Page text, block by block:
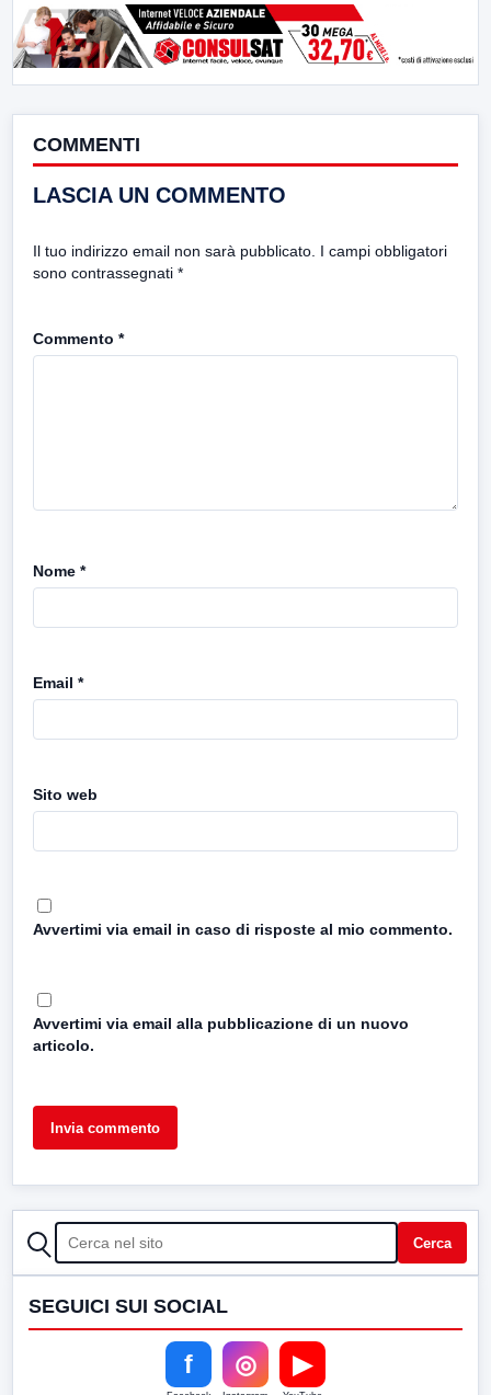
COMMENTI
LASCIA UN COMMENTO
Il tuo indirizzo email non sarà pubblicato. I campi obbligatori
sono contrassegnati *
Commento *
Nome *
Email *
Sito web
Avvertimi via email in caso di risposte al mio commento.
Avvertimi via email alla pubblicazione di un nuovo
articolo.
CERCA Cerca
SEGUICI SUI SOCIAL
f ◎ ▶